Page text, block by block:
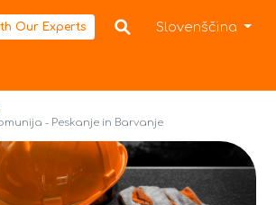
Our Experts Slovenščina
- Peskanje in Barvanje